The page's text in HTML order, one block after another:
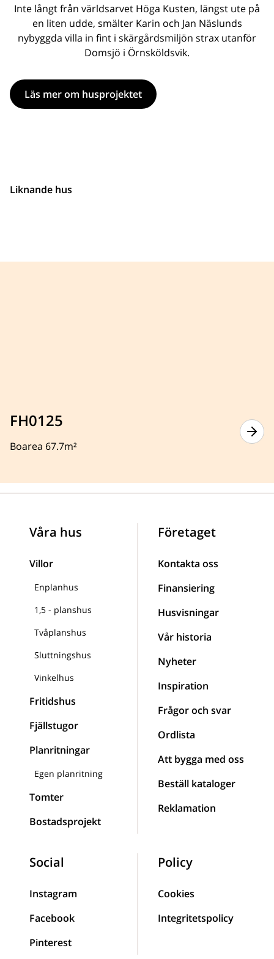
Inte långt från världsarvet Höga Kusten, längst ute på
en liten udde, smälter Karin och Jan Näslunds
nybyggda villa in fint i skärgårdsmiljön strax utanför
Domsjö i Örnsköldsvik.
Läs mer om husprojektet
Liknande hus
FH0125
Boarea 67.7m²
Våra hus
Villor
Enplanhus
1,5 - planshus
Tvåplanshus
Sluttningshus
Vinkelhus
Fritidshus
Fjällstugor
Planritningar
Egen planritning
Tomter
Bostadsprojekt
Företaget
Kontakta oss
Finansiering
Husvisningar
Vår historia
Nyheter
Inspiration
Frågor och svar
Ordlista
Att bygga med oss
Beställ kataloger
Reklamation
Social
Instagram
Facebook
Pinterest
Policy
Cookies
Integritetspolicy